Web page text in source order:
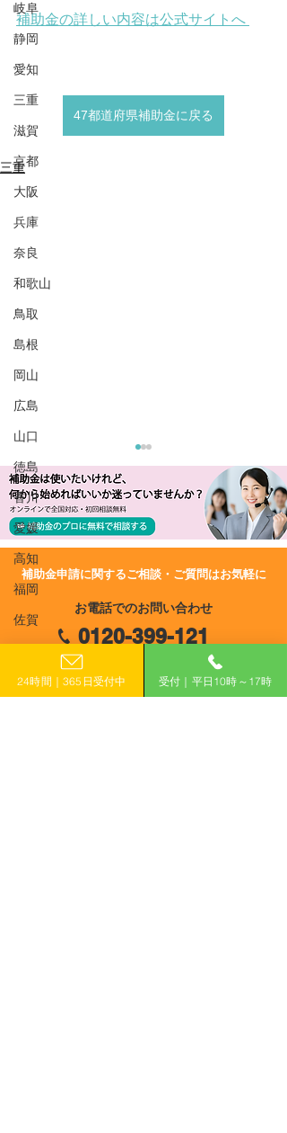
岐阜
静岡
愛知
三重
滋賀
京都
大阪
兵庫
奈良
和歌山
鳥取
島根
岡山
広島
山口
徳島
香川
愛媛
高知
福岡
佐賀
熊本
補助金の詳しい内容は公式サイトへ
47都道府県補助金に戻る
三重
和8年 三重県エネルギー
価格等高騰対応生産性向
上・業態転換支援補助金
（第2期）
​補助金申請に関するご相談・ご質問はお気軽に
お電話でのお問い合わせ
0120-399-121
24時間｜365日受付中 受付｜平日10時～17時